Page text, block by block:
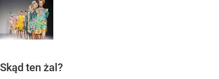
Skąd ten żal?